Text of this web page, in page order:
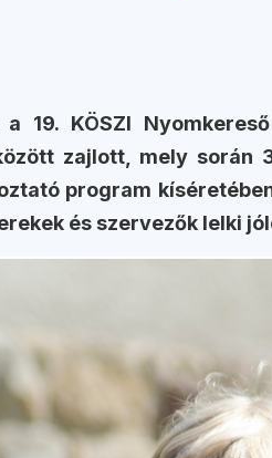
19. KÖSZI
zajlott, mely
program
és szervezők lelki